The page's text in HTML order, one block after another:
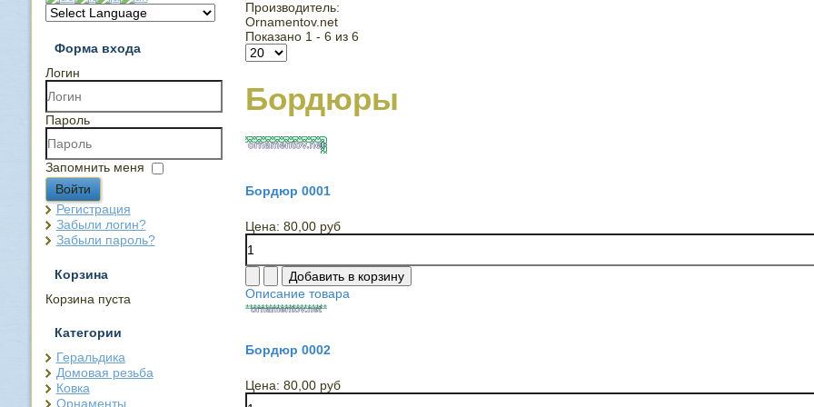
Форма входа
Логин
Пароль
Запомнить меня
Войти
Регистрация
Забыли логин?
Забыли пароль?
Корзина
Корзина пуста
Категории
Геральдика
Домовая резьба
Ковка
Орнаменты
Производитель:
Ornamentov.net
Показано 1 - 6 из 6
Бордюры
Бордюр 0001
Цена: 80,00 руб
Описание товара
Бордюр 0002
Цена: 80,00 руб